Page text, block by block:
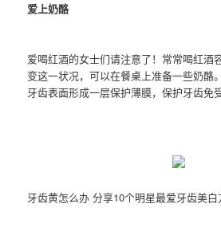
爱上奶酪
爱喝红酒的女士们请注意了！常常喝红酒
变这一状况，可以在餐桌上准备一些奶酪
牙齿表面形成一层保护薄膜，保护牙齿免
牙齿黄怎么办 分享10个明星最爱牙齿美白